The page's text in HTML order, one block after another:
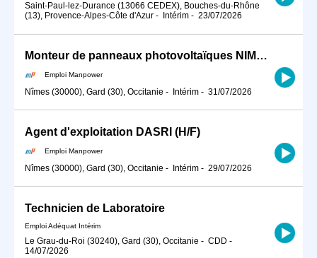
Saint-Paul-lez-Durance (13066 CEDEX), Bouches-du-Rhône
(13), Provence-Alpes-Côte d'Azur - Intérim - 23/07/2026
Monteur de panneaux photovoltaïques NIMES (H/F)
Emploi Manpower
Nîmes (30000), Gard (30), Occitanie - Intérim - 31/07/2026
Agent d'exploitation DASRI (H/F)
Emploi Manpower
Nîmes (30000), Gard (30), Occitanie - Intérim - 29/07/2026
Technicien de Laboratoire
Emploi Adéquat Intérim
Le Grau-du-Roi (30240), Gard (30), Occitanie - CDD -
14/07/2026